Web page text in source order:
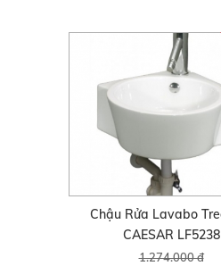
Chậu Rửa Lavabo
CAESAR LF5238
1.274.000 đ